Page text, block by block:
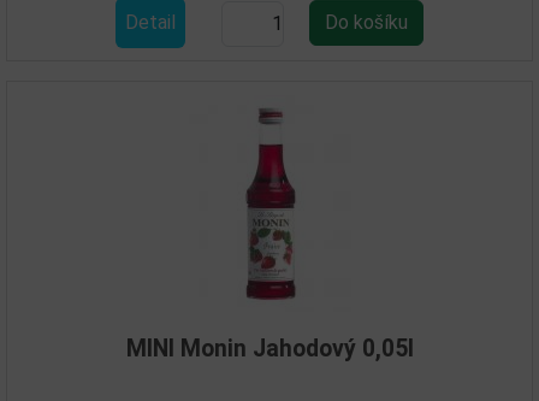
Detail
MINI Monin Jahodový 0,05l